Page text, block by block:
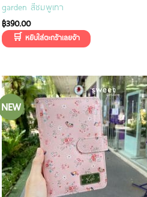
garden สีชมพูเทา
฿390.00
NEW